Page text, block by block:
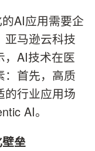
AI应用需要企
亚马逊云科技
，AI技术在医
：首先，高质
的行业应用场
AI。
垒